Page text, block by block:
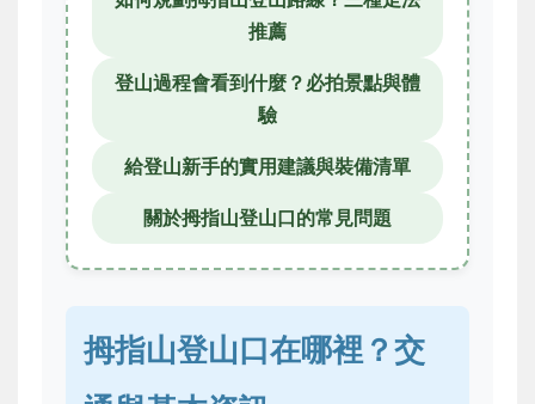
推薦
登山過程會看到什麼？必拍景點與體
驗
給登山新手的實用建議與裝備清單
關於拇指山登山口的常見問題
拇指山登山口在哪裡？交